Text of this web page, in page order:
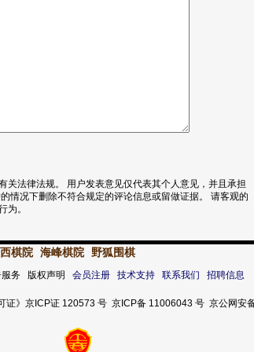
法律法规。 用户发表意见仅代表其个人意见，并且承担
情况下删除不符合规定的评论信息或留做证据。 请客观的
为。
棋院 海峰棋院 野狐围棋
务 版权声明 会员注册 技术支持 联系我们 招聘信息
证》京ICP证 120573 号 京ICP备 11006043 号 京公网安